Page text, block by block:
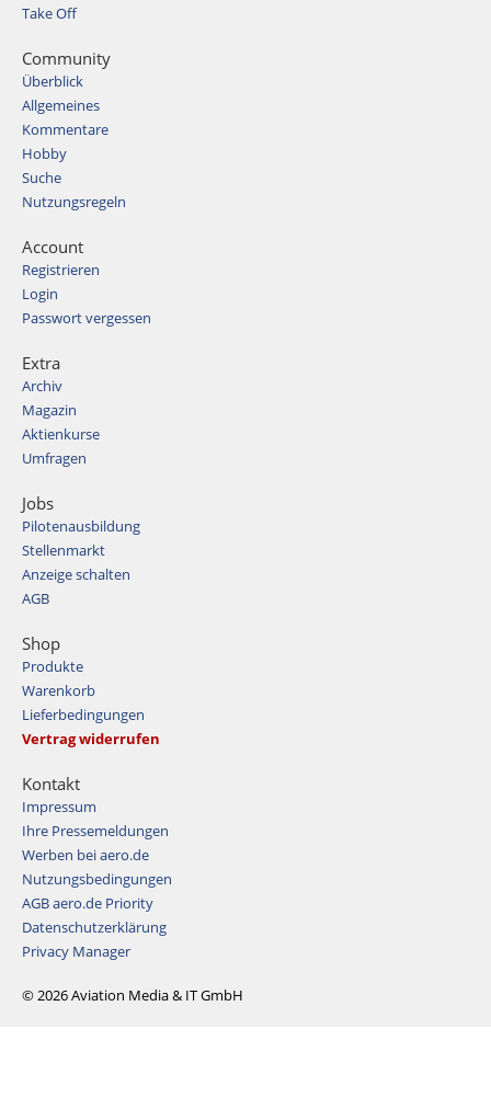
Take Off
Community
Überblick
Allgemeines
Kommentare
Hobby
Suche
Nutzungsregeln
Account
Registrieren
Login
Passwort vergessen
Extra
Archiv
Magazin
Aktienkurse
Umfragen
Jobs
Pilotenausbildung
Stellenmarkt
Anzeige schalten
AGB
Shop
Produkte
Warenkorb
Lieferbedingungen
Vertrag widerrufen
Kontakt
Impressum
Ihre Pressemeldungen
Werben bei aero.de
Nutzungsbedingungen
AGB aero.de Priority
Datenschutzerklärung
Privacy Manager
© 2026 Aviation Media & IT GmbH